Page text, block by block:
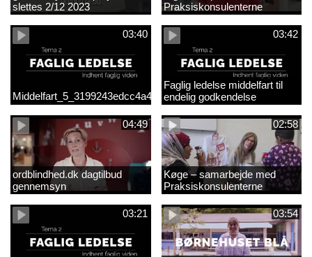
slettes 2/12 2023
Praksiskonsulenterne
03:40
Middelfart_5_3199243edcc4a41acb865705c927d015.mp4
03:42
Faglig ledelse middelfart til
endelig godkendelse
04:49
ordblindhed.dk dagtilbud
gennemsyn
02:58
Køge – samarbejde med
Praksiskonsulenterne
03:21 03:54